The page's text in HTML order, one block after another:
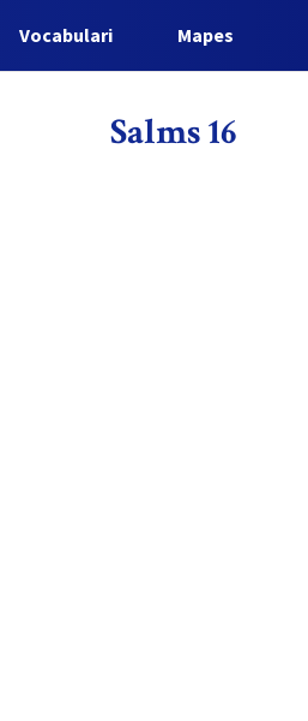
Vocabulari Mapes
Salms 16